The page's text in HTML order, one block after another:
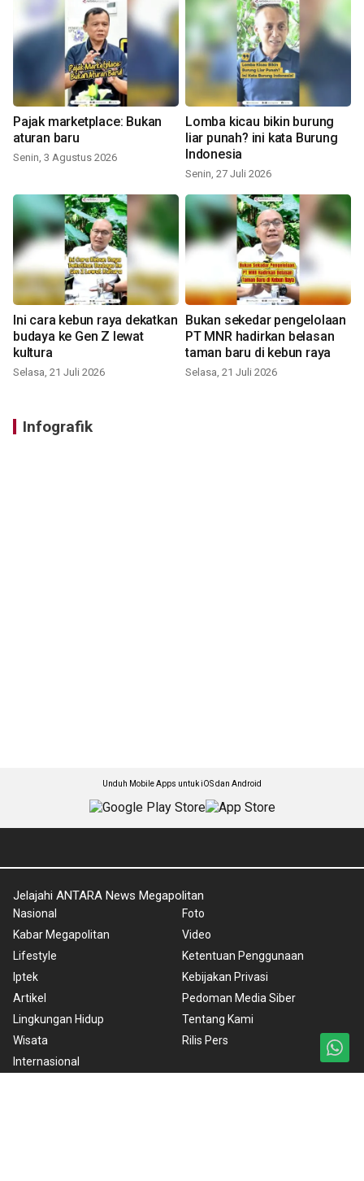
Pajak marketplace: Bukan
aturan baru
Senin, 3 Agustus 2026
Lomba kicau bikin burung
liar punah? ini kata Burung
Indonesia
Senin, 27 Juli 2026
Ini cara kebun raya dekatkan
budaya ke Gen Z lewat
kultura
Selasa, 21 Juli 2026
Bukan sekedar pengelolaan
PT MNR hadirkan belasan
taman baru di kebun raya
Selasa, 21 Juli 2026
Infografik
Unduh Mobile Apps untuk iOS dan Android
Jelajahi ANTARA News Megapolitan
Nasional
Kabar Megapolitan
Lifestyle
Iptek
Artikel
Lingkungan Hidup
Wisata
Internasional
Foto
Video
Ketentuan Penggunaan
Kebijakan Privasi
Pedoman Media Siber
Tentang Kami
Rilis Pers